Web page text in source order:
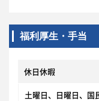
福利厚生・手当
休日休暇
土曜日、日曜日、国